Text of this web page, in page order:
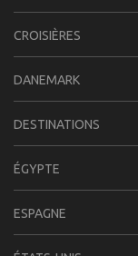
CROISIÈRES
DANEMARK
DESTINATIONS
ÉGYPTE
ESPAGNE